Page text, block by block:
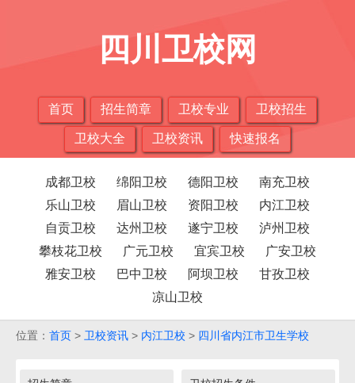
四川卫校网
首页 招生简章 卫校专业 卫校招生
卫校大全 卫校资讯 快速报名
成都卫校 绵阳卫校 德阳卫校
南充卫校
乐山卫校
眉山卫校 资阳卫校
内江卫校
自贡卫校
达州卫校 遂宁卫校
泸州卫校
攀枝花卫校
广元卫校 宜宾卫校
广安卫校
雅安卫校
巴中卫校 阿坝卫校
甘孜卫校
凉山卫校
位置： 首页 > 卫校资讯 > 内江卫校 > 四川省内江市卫生学校